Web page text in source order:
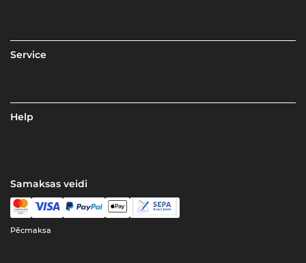
Service
Help
Samaksas veidi
Pēcmaksa